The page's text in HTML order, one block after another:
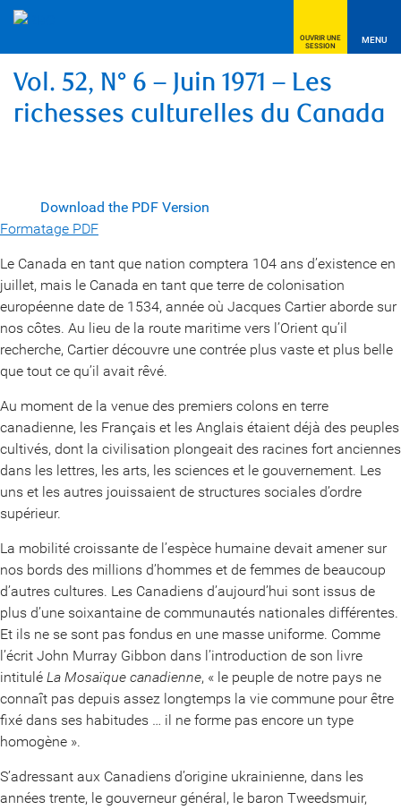
OUVRIR UNE
SESSION
MENU
Vol. 52, N° 6 – Juin 1971 – Les
richesses culturelles du Canada
Download the PDF Version
Formatage PDF
Le Canada en tant que nation comptera 104 ans d’existence en
juillet, mais le Canada en tant que terre de colonisation
européenne date de 1534, année où Jacques Cartier aborde sur
nos côtes. Au lieu de la route maritime vers l’Orient qu’il
recherche, Cartier découvre une contrée plus vaste et plus belle
que tout ce qu’il avait rêvé.
Au moment de la venue des premiers colons en terre
canadienne, les Français et les Anglais étaient déjà des peuples
cultivés, dont la civilisation plongeait des racines fort anciennes
dans les lettres, les arts, les sciences et le gouvernement. Les
uns et les autres jouissaient de structures sociales d’ordre
supérieur.
La mobilité croissante de l’espèce humaine devait amener sur
nos bords des millions d’hommes et de femmes de beaucoup
d’autres cultures. Les Canadiens d’aujourd’hui sont issus de
plus d’une soixantaine de communautés nationales différentes.
Et ils ne se sont pas fondus en une masse uniforme. Comme
l’écrit John Murray Gibbon dans l’introduction de son livre
intitulé La Mosaïque canadienne, « le peuple de notre pays ne
connaît pas depuis assez longtemps la vie commune pour être
fixé dans ses habitudes … il ne forme pas encore un type
homogène ».
S’adressant aux Canadiens d’origine ukrainienne, dans les
années trente, le gouverneur général, le baron Tweedsmuir,